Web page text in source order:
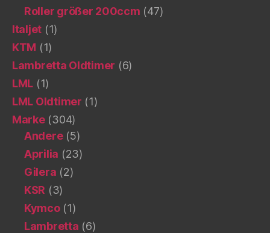
Roller größer 200ccm (47)
Italjet (1)
KTM (1)
Lambretta Oldtimer (6)
LML (1)
LML Oldtimer (1)
Marke(304)
Andere(5)
Aprilia (23)
Gilera (2)
KSR (3)
Kymco(1)
Lambretta (6)